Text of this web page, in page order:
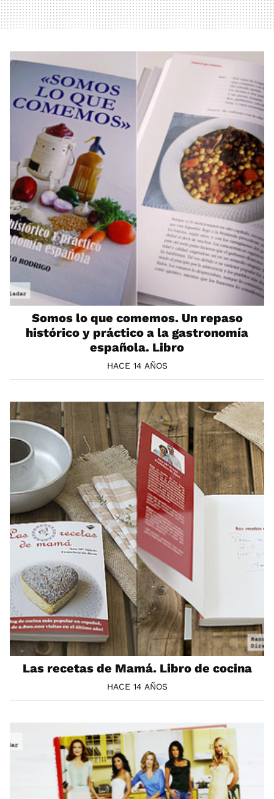
Somos lo que comemos. Un repaso
histórico y práctico a la gastronomía
española. Libro
HACE 14 AÑOS
Las recetas de Mamá. Libro de cocina
HACE 14 AÑOS